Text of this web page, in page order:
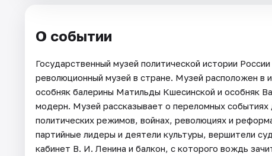
О событии
Государственный музей политической истории
революционный музей в стране. Музей расположен в
особняк балерины Матильды Кшесинской и особняк
модерн. Музей рассказывает о переломных событиях
политических режимов, войнах, революциях и
партийные лидеры и деятели культуры, вершители
кабинет В. И. Ленина и балкон, с которого вождь